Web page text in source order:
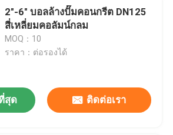
2"-6" บอลล้างปั๊มคอนกรีต DN125
สี่เหลี่ยมคอลัมน์กลม
MOQ：10
ราคา：ต่อรองได้
สุด ติดต่อเรา